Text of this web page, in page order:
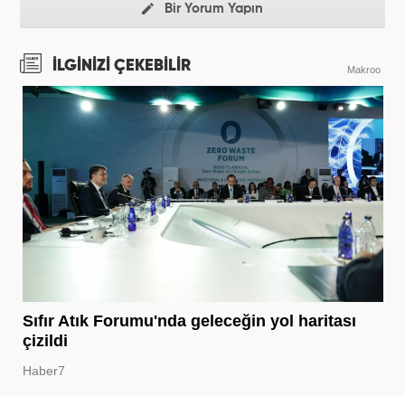
Bir Yorum Yapın
İLGİNİZİ ÇEKEBİLİR Makroo
Sıfır Atık Forumu'nda geleceğin yol haritası
çizildi
Haber7